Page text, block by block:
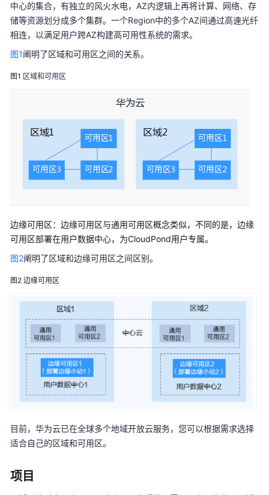
API
参
考
常
用
用
指
南
档
下
载
通
用
考
产
术
中心的集合，有独立的风火水电，AZ内逻辑上再将计算、网络、存
储等资源划分成多个集群。一个Region中的多个AZ间通过高速光纤
相连，以满足用户跨AZ构建高可用性系统的需求。
图1阐明了区域和可用区之间的关系。
图1 区域和可用区
边缘可用区：边缘可用区与通用可用区概念类似，不同的是，边缘
可用区部署在用户数据中心，为CloudPond用户专属。
图2阐明了区域和边缘可用区之间区别。
图2 边缘可用区
目前，华为云已在全球多个地域开放云服务，您可以根据需求选择
适合自己的区域和可用区。
项目